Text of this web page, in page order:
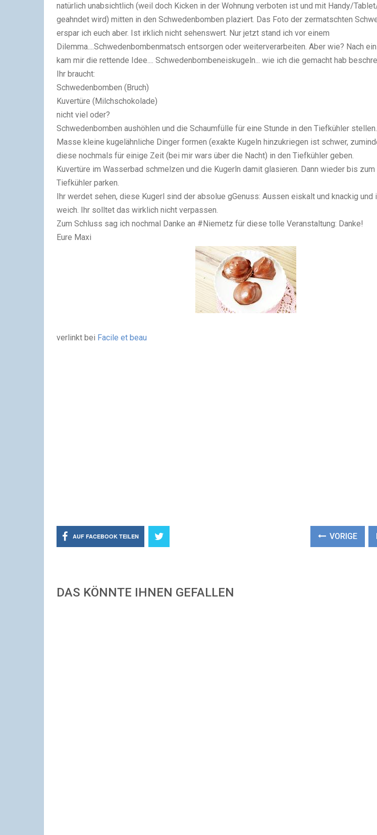
natürlich unabsichtlich (weil doch Kicken in der Wohnung verboten ist und mit Handy/
geahndet wird) mitten in den Schwedenbomben plaziert. Das Foto der zermatschten
erspar ich euch aber. Ist irklich nicht sehenswert. Nur jetzt stand ich vor einem
Dilemma....Schwedenbombenmatsch entsorgen oder weiterverarbeiten. Aber wie? Nach
kam mir die rettende Idee.... Schwedenbombeneiskugeln... wie ich die gemacht hab
Ihr braucht:
Schwedenbomben (Bruch)
Kuvertüre (Milchschokolade)
nicht viel oder?
Schwedenbomben aushöhlen und die Schaumfülle für eine Stunde in den Tiefkühler
Masse kleine kugelähnliche Dinger formen (exakte Kugeln hinzukriegen ist schwer,
diese nochmals für einige Zeit (bei mir wars über die Nacht) in den Tiefkühler geben.
Kuvertüre im Wasserbad schmelzen und die Kugerln damit glasieren. Dann wieder bis zum
Tiefkühler parken.
Ihr werdet sehen, diese Kugerl sind der absolue gGenuss: Aussen eiskalt und knackig und
weich. Ihr solltet das wirklich nicht verpassen.
Zum Schluss sag ich nochmal Danke an #Niemetz für diese tolle Veranstaltung: Danke!
Eure Maxi
verlinkt bei Facile et beau
AUF FACEBOOK TEILEN VORIGE
DAS KÖNNTE IHNEN GEFALLEN